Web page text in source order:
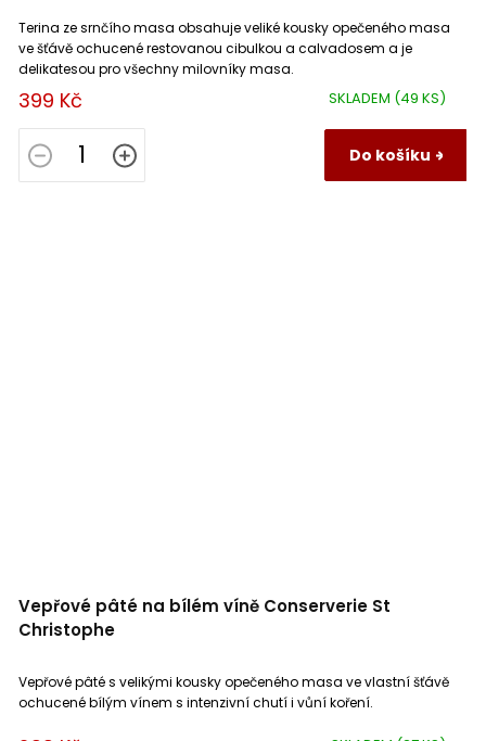
SKLADEM (49 KS)
399 Kč
Do košíku
Terina ze srnčího masa obsahuje veliké kousky opečeného masa
ve šťávě ochucené restovanou cibulkou a calvadosem a je
delikatesou pro všechny milovníky masa.
Vepřové pâté na bílém víně Conserverie St
Christophe
Vepřové pâté s velikými kousky opečeného masa ve vlastní šťávě
ochucené bílým vínem s intenzivní chutí i vůní koření.